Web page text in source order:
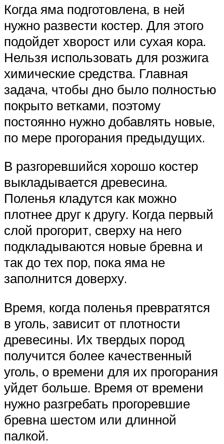
Когда яма подготовлена, в ней
нужно развести костер. Для этого
подойдет хворост или сухая кора.
Нельзя использовать для розжига
химические средства. Главная
задача, чтобы дно было полностью
покрыто ветками, поэтому
постоянно нужно добавлять новые,
по мере прогорания предыдущих.
В разгоревшийся хорошо костер
выкладывается древесина.
Поленья кладутся как можно
плотнее друг к другу. Когда первый
слой прогорит, сверху на него
подкладываются новые бревна и
так до тех пор, пока яма не
заполнится доверху.
Время, когда поленья превратятся
в уголь, зависит от плотности
древесины. Их твердых пород
получится более качественный
уголь, о времени для их прогорания
уйдет больше. Время от времени
нужно разгребать прогоревшие
бревна шестом или длинной
палкой.